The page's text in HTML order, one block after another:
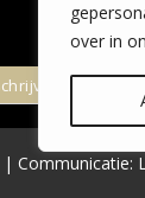
over in
| Communicatie: